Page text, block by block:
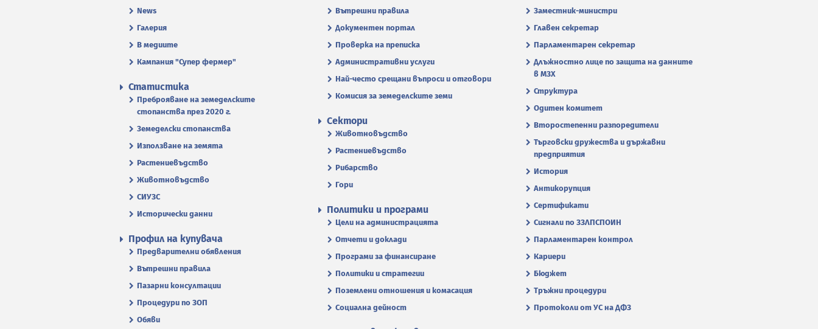
News
Галерия
В медиите
Кампания "Супер фермер"
Вътрешни правила
Документен портал
Проверка на преписка
Административни услуги
Най-често срещани въпроси и отговори
Комисия за земеделските земи
Заместник-министри
Главен секретар
Парламентарен секретар
Длъжностно лице по защита на данните
в МЗХ
Структура
Одитен комитет
Второстепенни разпоредители
Търговски дружества и държавни
предприятия
История
Антикорупция
Сертификати
Сигнали по ЗЗЛПСПОИН
Парламентарен контрол
Кариери
Бюджет
Тръжни процедури
Протоколи от УС на ДФЗ
Статистика
Преброяване на земеделските
стопанства през 2020 г.
Земеделски стопанства
Използване на земята
Растениевъдство
Животновъдство
СИУЗС
Исторически данни
Сектори
Животновъдство
Растениевъдство
Рибарство
Гори
Политики и програми
Цели на администрацията
Отчети и доклади
Програми за финансиране
Политики и стратегии
Поземлени отношения и комасация
Социална дейност
Профил на купувача
Предварителни обявления
Вътрешни правила
Пазарни консултации
Процедури по ЗОП
Обяви